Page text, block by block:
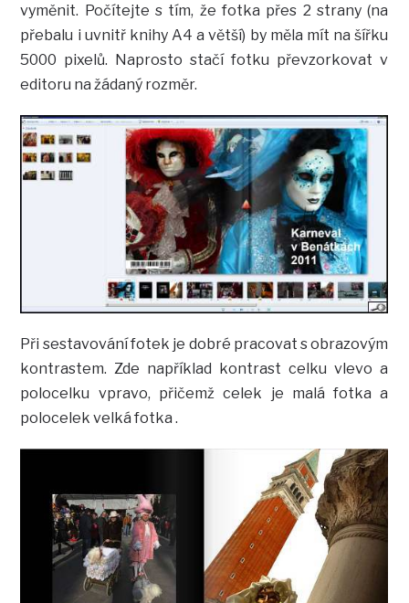
vyměnit. Počítejte s tím, že fotka přes 2 strany (na
přebalu i uvnitř knihy A4 a větší) by měla mít na šířku
5000 pixelů. Naprosto stačí fotku převzorkovat v
editoru na žádaný rozměr.
Při sestavování fotek je dobré pracovat s obrazovým
kontrastem. Zde například kontrast celku vlevo a
polocelku vpravo, přičemž celek je malá fotka a
polocelek velká fotka .